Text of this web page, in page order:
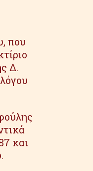
που
Δ.
και